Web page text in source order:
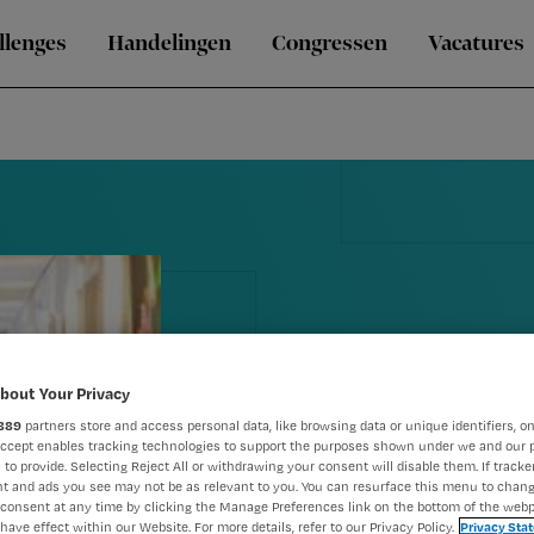
Handelingen Congressen Vacatures
Kabinet:
Your Privacy
partners store and access personal data, like browsing data or unique identifiers,
enables tracking technologies to support the purposes shown under we and our
to provide. Selecting Reject All or withdrawing your consent will disable them. If
and ads you see may not be as relevant to you. You can resurface this menu to
at any time by clicking the Manage Preferences link on the bottom of the
effect within our Website. For more details, refer to our Privacy Policy. Privacy